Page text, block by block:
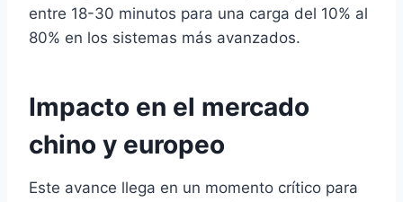
entre 18-30 minutos para una carga del 10% al
80% en los sistemas más avanzados.
Impacto en el mercado
chino y europeo
Este avance llega en un momento crítico para